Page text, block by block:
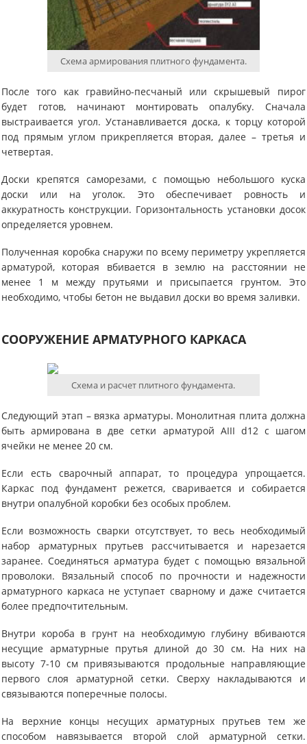
Схема армирования плитного фундамента.
После того как гравийно-песчаный или скрышевый пирог
будет готов, начинают монтировать опалубку. Сначала
выстраивается угол. Устанавливается доска, к торцу которой
под прямым углом прикрепляется вторая, далее – третья и
четвертая.
Доски крепятся саморезами, с помощью небольшого куска
доски или на уголок. Это обеспечивает ровность и
аккуратность конструкции. Горизонтальность установки досок
определяется уровнем.
Полученная коробка снаружи по всему периметру укрепляется
арматурой, которая вбивается в землю на расстоянии не
менее 1 м между прутьями и присыпается грунтом. Это
необходимо, чтобы бетон не выдавил доски во время заливки.
СООРУЖЕНИЕ АРМАТУРНОГО КАРКАСА
Схема и расчет плитного фундамента.
Следующий этап – вязка арматуры. Монолитная плита должна
быть армирована в две сетки арматурой AIII d12 с шагом
ячейки не менее 20 см.
Если есть сварочный аппарат, то процедура упрощается.
Каркас под фундамент режется, сваривается и собирается
внутри опалубной коробки без особых проблем.
Если возможность сварки отсутствует, то весь необходимый
набор арматурных прутьев рассчитывается и нарезается
заранее. Соединяться арматура будет с помощью вязальной
проволоки. Вязальный способ по прочности и надежности
арматурного каркаса не уступает сварному и даже считается
более предпочтительным.
Внутри короба в грунт на необходимую глубину вбиваются
несущие арматурные прутья длиной до 30 см. На них на
высоту 7-10 см привязываются продольные направляющие
первого слоя арматурной сетки. Сверху накладываются и
связываются поперечные полосы.
На верхние концы несущих арматурных прутьев тем же
способом навязывается второй слой арматурной сетки.